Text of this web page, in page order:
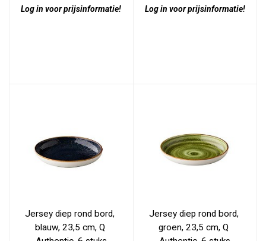
Log in voor prijsinformatie! Log in voor prijsinformatie!
Jersey diep rond bord,
blauw, 23,5 cm, Q
Jersey diep rond bord,
groen, 23,5 cm, Q